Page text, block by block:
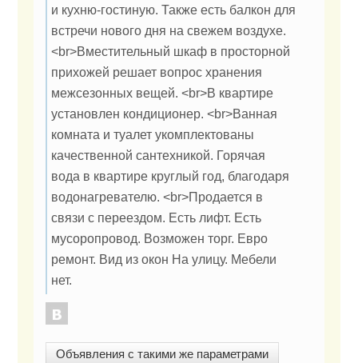
и кухню-гостиную. Также есть балкон для
встречи нового дня на свежем воздухе.
<br>Вместительный шкаф в просторной
прихожей решает вопрос хранения
межсезонных вещей. <br>В квартире
установлен кондиционер. <br>Ванная
комната и туалет укомплектованы
качественной сантехникой. Горячая
вода в квартире круглый год, благодаря
водонагревателю. <br>Продается в
связи с переездом. Есть лифт. Есть
мусоропровод. Возможен торг. Евро
ремонт. Вид из окон На улицу. Мебели
нет.
Объявления с такими же параметрами